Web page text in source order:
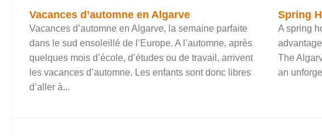
Vacances d’automne en Algarve
Vacances d’automne en Algarve, la semaine parfaite
dans le sud ensoleillé de l’Europe. A l’automne, après
quelques mois d’école, d’études ou de travail, arrivent
les vacances d’automne. Les enfants sont donc libres
d’aller à...
Spring
A spring
The
an